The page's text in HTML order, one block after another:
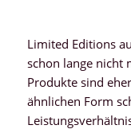
Limited Editions
schon lange nicht
Produkte sind
ähnlichen Form